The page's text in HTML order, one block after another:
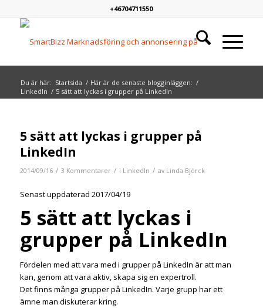
+46704711550
Du är här: Startsida / Här är de senaste blogginläggen: /
LinkedIn / 5 sätt att lyckas i grupper på LinkedIn
5 sätt att lyckas i grupper på
LinkedIn
2014/09/16 / 3 Kommentarer / i LinkedIn / av Linda Björck
Senast uppdaterad 2017/04/19
5 sätt att lyckas i
grupper på LinkedIn
Fördelen med att vara med i grupper på LinkedIn är att man
kan, genom att vara aktiv, skapa sig en expertroll.
Det finns många grupper på LinkedIn. Varje grupp har ett
ämne man diskuterar kring.